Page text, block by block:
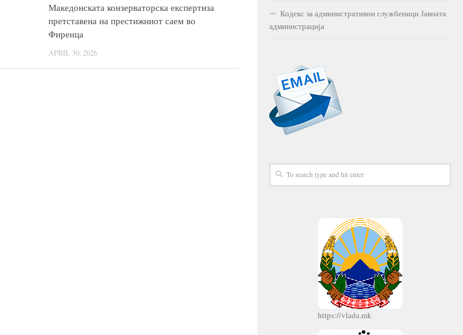
Македонската конзерваторска експертиза
претставена на престижниот саем во
Фиренца
APRIL 30, 2026
Кодекс за административни службеници Јавната
администрација
https://vlada.mk